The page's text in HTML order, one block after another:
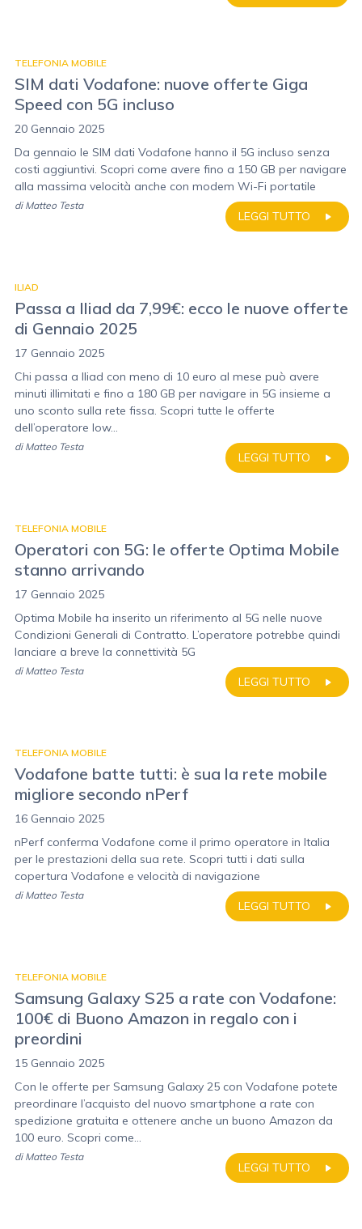
TELEFONIA MOBILE
SIM dati Vodafone: nuove offerte Giga
Speed con 5G incluso
20 Gennaio 2025
Da gennaio le SIM dati Vodafone hanno il 5G incluso senza
costi aggiuntivi. Scopri come avere fino a 150 GB per navigare
alla massima velocità anche con modem Wi-Fi portatile
LEGGI TUTTO
di Matteo Testa
ILIAD
Passa a Iliad da 7,99€: ecco le nuove offerte
di Gennaio 2025
17 Gennaio 2025
Chi passa a Iliad con meno di 10 euro al mese può avere
minuti illimitati e fino a 180 GB per navigare in 5G insieme a
uno sconto sulla rete fissa. Scopri tutte le offerte
dell’operatore low...
LEGGI TUTTO
di Matteo Testa
TELEFONIA MOBILE
Operatori con 5G: le offerte Optima Mobile
stanno arrivando
17 Gennaio 2025
Optima Mobile ha inserito un riferimento al 5G nelle nuove
Condizioni Generali di Contratto. L’operatore potrebbe quindi
lanciare a breve la connettività 5G
LEGGI TUTTO
di Matteo Testa
TELEFONIA MOBILE
Vodafone batte tutti: è sua la rete mobile
migliore secondo nPerf
16 Gennaio 2025
nPerf conferma Vodafone come il primo operatore in Italia
per le prestazioni della sua rete. Scopri tutti i dati sulla
copertura Vodafone e velocità di navigazione
LEGGI TUTTO
di Matteo Testa
TELEFONIA MOBILE
Samsung Galaxy S25 a rate con Vodafone:
100€ di Buono Amazon in regalo con i
preordini
15 Gennaio 2025
Con le offerte per Samsung Galaxy 25 con Vodafone potete
preordinare l’acquisto del nuovo smartphone a rate con
spedizione gratuita e ottenere anche un buono Amazon da
100 euro. Scopri come...
LEGGI TUTTO
di Matteo Testa